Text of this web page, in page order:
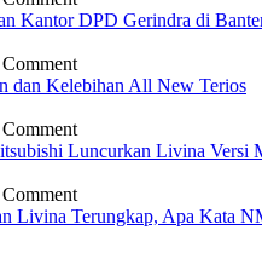
Kantor DPD Gerindra di
dan Kelebihan All New Terios
Luncurkan Livina Versi
Livina Terungkap, Apa Kata